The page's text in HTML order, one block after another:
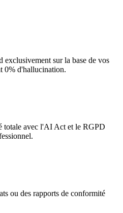
sur la base de vos
0% d'hallucination.
totale avec l'AI Act et le RGPD
ou des rapports de conformité